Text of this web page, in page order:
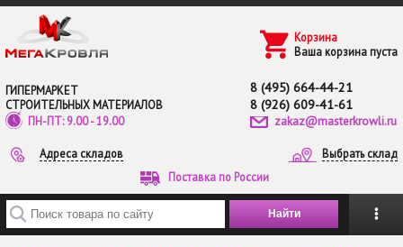
Перейти к основному содержанию
ГИПЕРМАРКЕТ
СТРОИТЕЛЬНЫХ МАТЕРИАЛОВ
ПН-ПТ: 9.00 - 19.00
8 (495) 664-44-21
8 (926) 609-41-61
zakaz@masterkrowli.ru
Адреса складов
Выбрать склад
Поставка по России
Корзина
Ваша корзина пуста
Введите ключевые слова для поиска